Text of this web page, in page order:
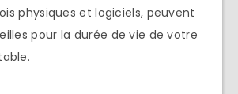
physiques et logiciels, peuvent
pour la durée de vie de votre